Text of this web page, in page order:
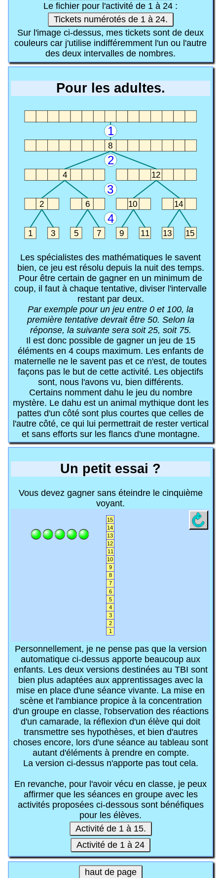
Le fichier pour l'activité de 1 à 24 :
Tickets numérotés de 1 à 24.
Sur l'image ci-dessus, mes tickets sont de deux
couleurs car j'utilise indifféremment l'un ou l'autre
des deux intervalles de nombres.
Pour les adultes.
Les spécialistes des mathématiques le savent
bien, ce jeu est résolu depuis la nuit des temps.
Pour être certain de gagner en un minimum de
coup, il faut à chaque tentative, diviser l'intervalle
restant par deux.
Par exemple pour un jeu entre 0 et 100, la
première tentative devrait être 50. Selon la
réponse, la suivante sera soit 25, soit 75.
Il est donc possible de gagner un jeu de 15
éléments en 4 coups maximum. Les enfants de
maternelle ne le savent pas et ce n'est, de toutes
façons pas le but de cette activité. Les objectifs
sont, nous l'avons vu, bien différents.
Certains nomment dahu le jeu du nombre
mystère. Le dahu est un animal mythique dont les
pattes d'un côté sont plus courtes que celles de
l'autre côté, ce qui lui permettrait de rester vertical
et sans efforts sur les flancs d'une montagne.
Un petit essai ?
Vous devez gagner sans éteindre le cinquième
voyant.
Personnellement, je ne pense pas que la version
automatique ci-dessus apporte beaucoup aux
enfants. Les deux versions destinées au TBI sont
bien plus adaptées aux apprentissages avec la
mise en place d'une séance vivante. La mise en
scène et l'ambiance propice à la concentration
d'un groupe en classe, l'observation des réactions
d'un camarade, la réflexion d'un élève qui doit
transmettre ses hypothèses, et bien d'autres
choses encore, lors d'une séance au tableau sont
autant d'éléments à prendre en compte.
La version ci-dessus n'apporte pas tout cela.
En revanche, pour l'avoir vécu en classe, je peux
affirmer que les séances en groupe avec les
activités proposées ci-dessous sont bénéfiques
pour les élèves.
Activité de 1 à 15.
Activité de 1 à 24
haut de page